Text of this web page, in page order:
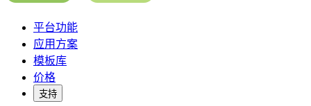
平台功能
应用方案
模板库
价格
支持